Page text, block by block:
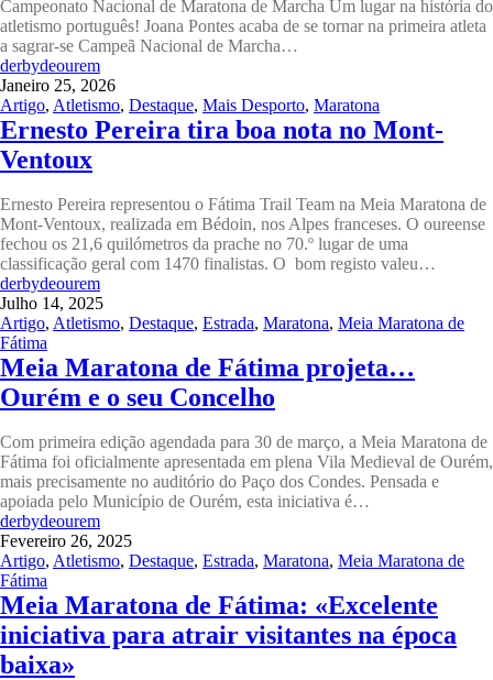
Campeonato Nacional de Maratona de Marcha Um lugar na história do
atletismo português! Joana Pontes acaba de se tornar na primeira atleta
a sagrar-se Campeã Nacional de Marcha…
derbydeourem
Janeiro 25, 2026
Artigo, Atletismo, Destaque, Mais Desporto, Maratona
Ernesto Pereira tira boa nota no Mont-
Ventoux
Ernesto Pereira representou o Fátima Trail Team na Meia Maratona de
Mont-Ventoux, realizada em Bédoin, nos Alpes franceses. O oureense
fechou os 21,6 quilómetros da prache no 70.º lugar de uma
classificação geral com 1470 finalistas. O bom registo valeu…
derbydeourem
Julho 14, 2025
Artigo, Atletismo, Destaque, Estrada, Maratona, Meia Maratona de
Fátima
Meia Maratona de Fátima projeta…
Ourém e o seu Concelho
Com primeira edição agendada para 30 de março, a Meia Maratona de
Fátima foi oficialmente apresentada em plena Vila Medieval de Ourém,
mais precisamente no auditório do Paço dos Condes. Pensada e
apoiada pelo Município de Ourém, esta iniciativa é…
derbydeourem
Fevereiro 26, 2025
Artigo, Atletismo, Destaque, Estrada, Maratona, Meia Maratona de
Fátima
Meia Maratona de Fátima: «Excelente
iniciativa para atrair visitantes na época
baixa»